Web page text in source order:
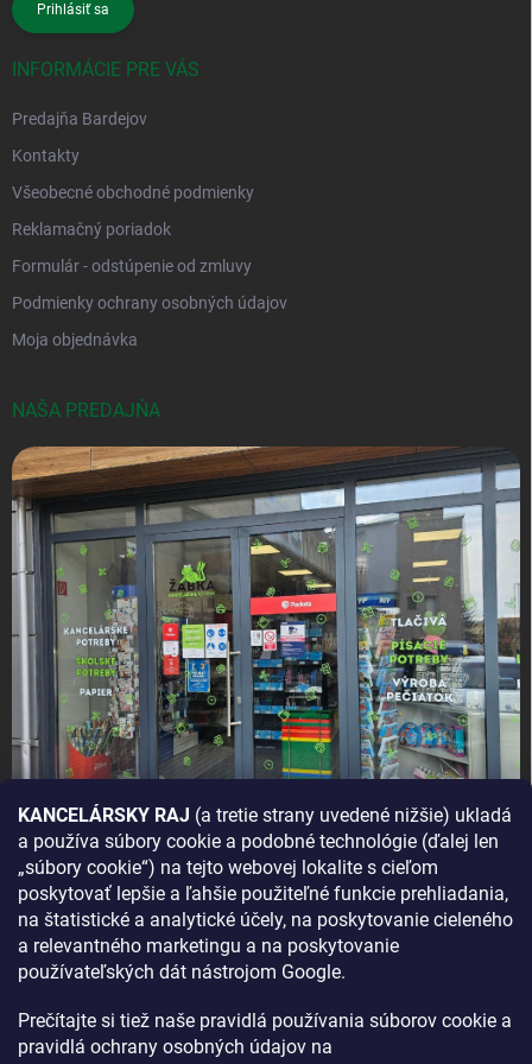
KANCELÁRSKY RAJ (a tretie strany uvedené nižšie) ukladá
a používa súbory cookie a podobné technológie (ďalej len
„súbory cookie“) na tejto webovej lokalite s cieľom
poskytovať lepšie a ľahšie použiteľné funkcie prehliadania,
na štatistické a analytické účely, na poskytovanie cieleného
a relevantného marketingu a na poskytovanie
používateľských dát nástrojom Google.
Prečítajte si tiež naše pravidlá používania súborov cookie a
pravidlá ochrany osobných údajov na
Prihlásiť sa
INFORMÁCIE PRE VÁS
Predajňa Bardejov
Kontakty
Všeobecné obchodné podmienky
Reklamačný poriadok
Formulár - odstúpenie od zmluvy
Podmienky ochrany osobných údajov
Moja objednávka
NAŠA PREDAJŇA
AKO SA K NÁM DOSTANETE?